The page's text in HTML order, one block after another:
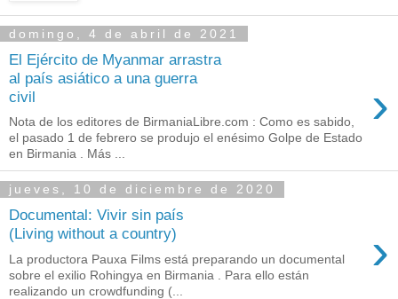
domingo, 4 de abril de 2021
El Ejército de Myanmar arrastra
al país asiático a una guerra
civil
›
Nota de los editores de BirmaniaLibre.com : Como es sabido,
el pasado 1 de febrero se produjo el enésimo Golpe de Estado
en Birmania . Más ...
jueves, 10 de diciembre de 2020
Documental: Vivir sin país
(Living without a country)
›
La productora Pauxa Films está preparando un documental
sobre el exilio Rohingya en Birmania . Para ello están
realizando un crowdfunding (...